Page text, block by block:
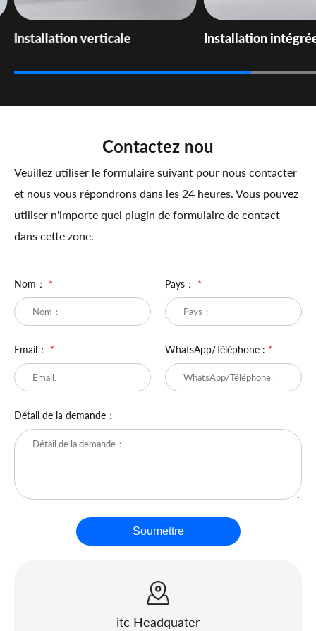
Installation verticale Installation
Contactez nou
Veuillez utiliser le formulaire suivant pour nous contacter
et nous vous répondrons dans les 24 heures. Vous pouvez
utiliser n'importe quel plugin de formulaire de contact
dans cette zone.
Nom： * Pays： *
Email： * WhatsApp/Téléphone : *
Détail de la demande：
Soumettre
itc Headquater